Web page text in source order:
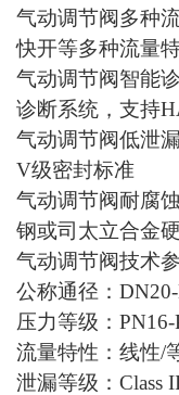
气动调节阀多种
快开等多种流量
气动调节阀智能
诊断系统，支持
气动调节阀低泄
V级密封标准
气动调节阀耐腐
钢或司太立合金
气动调节阀技术
公称通径：DN20-
压力等级：PN16-
流量特性：线性/
泄漏等级：Class